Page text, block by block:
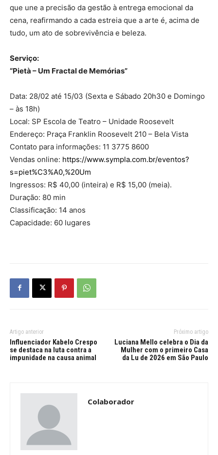
que une a precisão da gestão à entrega emocional da
cena, reafirmando a cada estreia que a arte é, acima de
tudo, um ato de sobrevivência e beleza.
Serviço:
“Pietà – Um Fractal de Memórias”
Data: 28/02 até 15/03 (Sexta e Sábado 20h30 e Domingo
– às 18h)
Local: SP Escola de Teatro – Unidade Roosevelt
Endereço: Praça Franklin Roosevelt 210 – Bela Vista
Contato para informações: 11 3775 8600
Vendas online: https://www.sympla.com.br/eventos?
s=piet%C3%A0,%20Um
Ingressos: R$ 40,00 (inteira) e R$ 15,00 (meia).
Duração: 80 min
Classificação: 14 anos
Capacidade: 60 lugares
Artigo anterior
Influenciador Kabelo Crespo
se destaca na luta contra a
impunidade na causa animal
Próximo artigo
Luciana Mello celebra o Dia da
Mulher com o primeiro Casa
da Lu de 2026 em São Paulo
Colaborador